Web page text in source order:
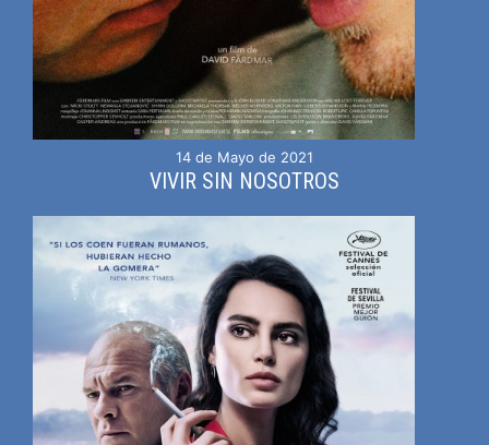
14 de Mayo de 2021
VIVIR SIN NOSOTROS